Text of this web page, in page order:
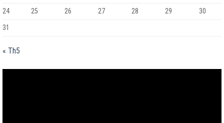
24
25 26 27 28 29
30
31
« Th5